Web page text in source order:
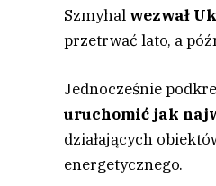
Szmyhal wezwał
przetrwać lato, a
Jednocześnie
uruchomić jak
działających
energetycznego.